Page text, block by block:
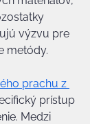
výzvu pre
metódy.
prachu z
prístup
Medzi